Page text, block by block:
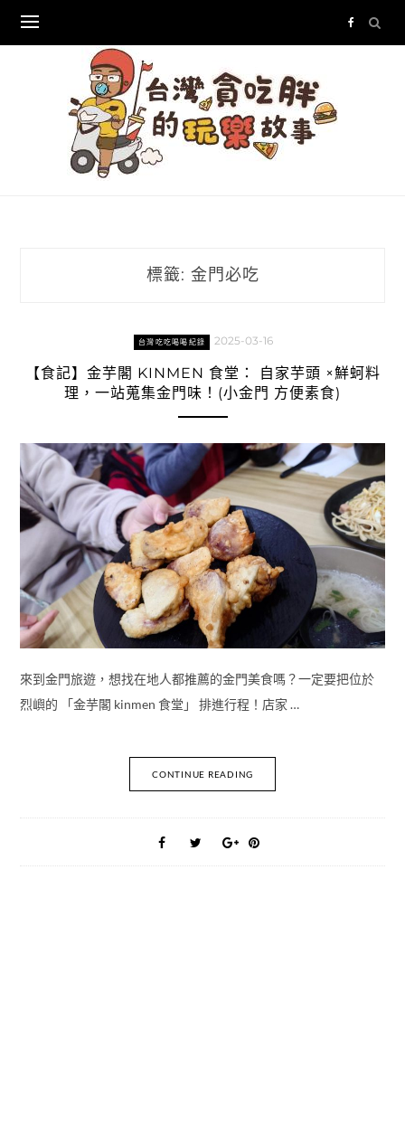
content
標籤: 金門必吃
台灣吃吃喝喝紀錄 2025-03-16
【食記】金芋閣 KINMEN 食堂： 自家芋頭 ×鮮蚵料
理，一站蒐集金門味！(小金門 方便素食)
來到金門旅遊，想找在地人都推薦的金門美食嗎？一定要把位於
烈嶼的 「金芋閣 kinmen 食堂」 排進行程！店家 …
CONTINUE READING